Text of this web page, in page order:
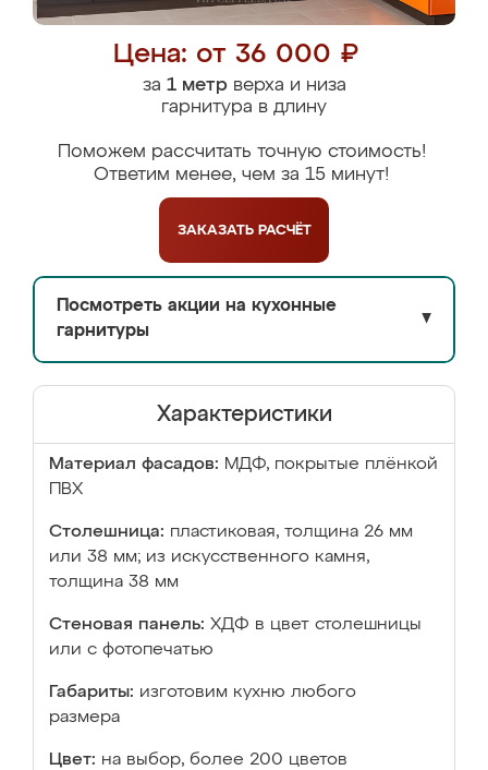
Цена: от 36 000 ₽
за 1 метрверха и низа
гарнитура в длину
Поможем рассчитать точную стоимость!
Ответим менее, чем за 15 минут!
ЗАКАЗАТЬ РАСЧЁТ
Посмотреть акции на кухонные
гарнитуры
▼
Характеристики
Материал фасадов: МДФ, покрытые плёнкой
ПВХ
Столешница: пластиковая, толщина 26 мм
или 38 мм; из искусственного камня,
толщина 38 мм
Стеновая панель: ХДФ в цвет столешницы
или с фотопечатью
Габариты: изготовим кухню любого
размера
Цвет: на выбор, более 200 цветов